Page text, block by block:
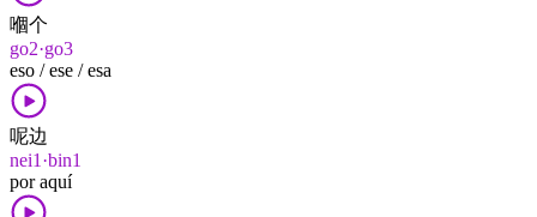
嗰个
go2·go3
eso / ese / esa
呢边
nei1·bin1
por aquí